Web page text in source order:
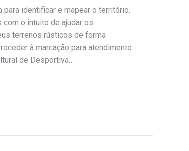
para identificar e mapear o território.
o intuito de ajudar os
terrenos rústicos de forma
à marcação para atendimento
de Desportiva…